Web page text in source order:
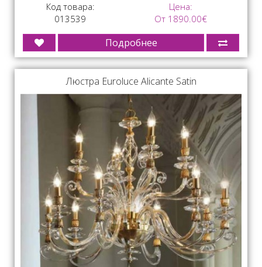
Код товара:
013539
Цена:
От 1890.00€
Подробнее
Люстра Euroluce Alicante Satin